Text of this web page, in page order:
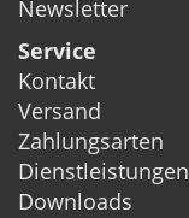
Newsletter
Service
Kontakt
Versand
Zahlungsarten
Dienstleistungen
Downloads